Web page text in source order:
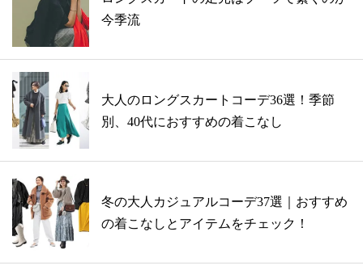
今季流
大人のロングスカートコーデ36選！季節
別、40代におすすめの着こなし
冬の大人カジュアルコーデ37選｜おすすめ
の着こなしとアイテムをチェック！